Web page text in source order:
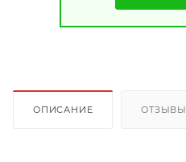
ОПИСАНИЕ ОТЗЫВЫ